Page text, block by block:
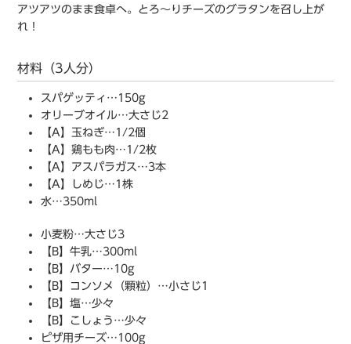
アツアツのまま食卓へ。とろ～りチーズのグラタンを召し上が
れ！
材料（3人分）
スパゲッティ…150g
オリーブオイル…大さじ2
【A】玉ねぎ…1/2個
【A】鶏もも肉…1/2枚
【A】アスパラガス…3本
【A】しめじ…1株
水…350ml
小麦粉…大さじ3
【B】牛乳…300ml
【B】バター…10g
【B】コンソメ（顆粒）…小さじ1
【B】塩…少々
【B】こしょう…少々
ピザ用チーズ…100g